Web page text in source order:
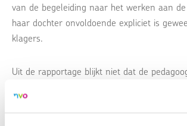
van de begeleiding naar het werken aan
haar dochter onvoldoende expliciet is
klagers.
Uit de rapportage blijkt niet dat de
heeft vastgelegd en evenmin hoe en
aanvang van de behandelrelatie afspraken